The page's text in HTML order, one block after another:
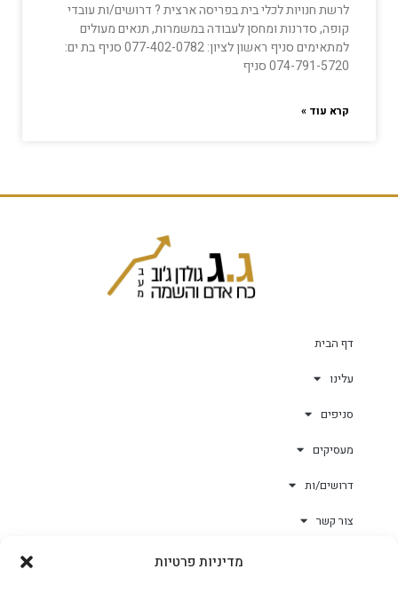
מדיניות פרטיות
לרשת חנויות לכלי בית בפריסה ארצית ? דרושים/ות עובדי
קופה, סדרנות ומחסן לעבודה במשמרות, תנאים מעולים
למתאימים סניף ראשון לציון: 077-402-0782 סניף בת ים:
074-791-5720 סניף
קרא עוד »
דף הבית
עלינו
סניפים
מעסיקים
דרושים/ות
צור קשר